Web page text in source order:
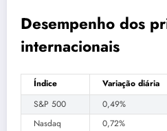
Desempenho dos
internacionais
Índice Variação diária
S&P 500
0,49%
Nasdaq
0,72%